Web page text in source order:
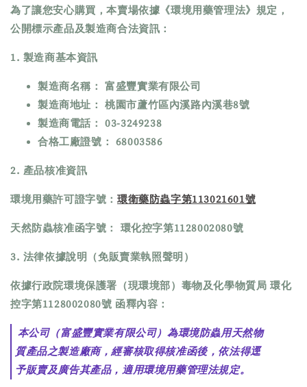
為了讓您安心購買，本賣場依據《環境用藥管理法》規定，
公開標示產品及製造商合法資訊：
1. 製造商基本資訊
製造商名稱： 富盛豐實業有限公司
製造商地址： 桃園市蘆竹區內溪路內溪巷8號
製造商電話： 03-3249238
合格工廠證號： 68003586
2. 產品核准資訊
環境用藥許可證字號： 環衛藥防蟲字第113021601號
天然防蟲核准函字號： 環化控字第1128002080號
3. 法律依據說明（免販賣業執照聲明）
依據行政院環境保護署（現環境部）毒物及化學物質局 環化
控字第1128002080號 函釋內容：
本公司（富盛豐實業有限公司）為環境防蟲用天然物
質產品之製造廠商，經審核取得核准函後，依法得逕
予販賣及廣告其產品，適用環境用藥管理法規定。